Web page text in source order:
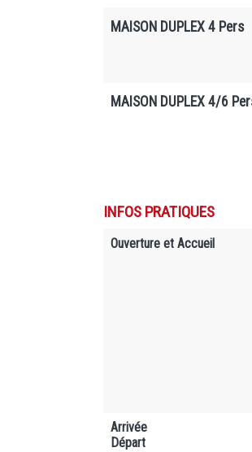
MAISON DUPLEX 4 Pers
MAISON DUPLEX 4/6
INFOS PRATIQUES
Ouverture et Accueil
Arrivée
Départ